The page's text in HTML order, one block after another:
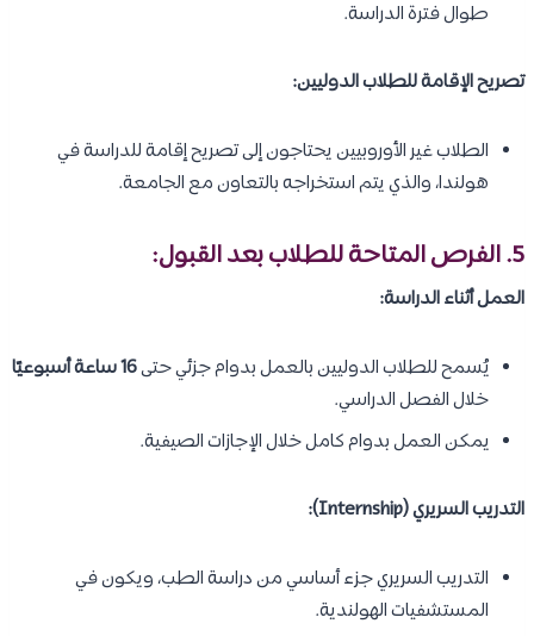
طوال فترة الدراسة.
تصريح الإقامة للطلاب الدوليين:
الطلاب غير الأوروبيين يحتاجون إلى تصريح إقامة للدراسة في
هولندا، والذي يتم استخراجه بالتعاون مع الجامعة.
5. الفرص المتاحة للطلاب بعد القبول:
العمل أثناء الدراسة:
يُسمح للطلاب الدوليين بالعمل بدوام جزئي حتى16 ساعة أسبوعيًا
خلال الفصل الدراسي.
يمكن العمل بدوام كامل خلال الإجازات الصيفية.
التدريب السريري (Internship):
التدريب السريري جزء أساسي من دراسة الطب، ويكون في
المستشفيات الهولندية.